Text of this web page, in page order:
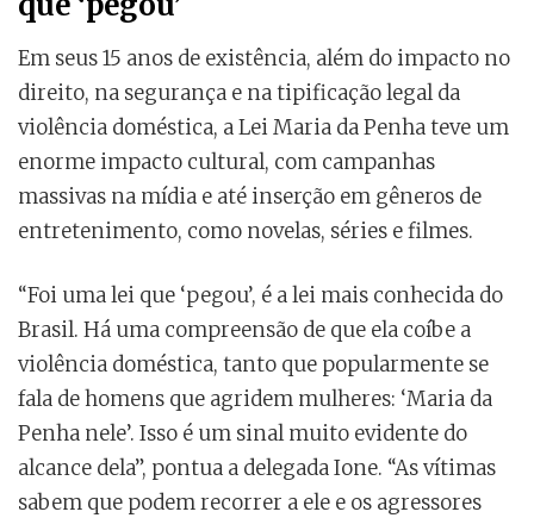
Em seus 15 anos de existência, além do impacto no
direito, na segurança e na tipificação legal da
violência doméstica, a Lei Maria da Penha teve um
enorme impacto cultural, com campanhas
massivas na mídia e até inserção em gêneros de
entretenimento, como novelas, séries e filmes.
“Foi uma lei que ‘pegou’, é a lei mais conhecida do
Brasil. Há uma compreensão de que ela coíbe a
violência doméstica, tanto que popularmente se
fala de homens que agridem mulheres: ‘Maria da
Penha nele’. Isso é um sinal muito evidente do
alcance dela”, pontua a delegada Ione. “As vítimas
sabem que podem recorrer a ele e os agressores